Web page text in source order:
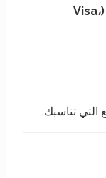
البطاقة المصرفية الوطنية والدولية (Visa،
التي تناسبك.